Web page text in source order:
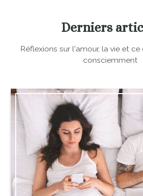
Derniers
Réflexions sur l'amour, la vie et ce
consciemment